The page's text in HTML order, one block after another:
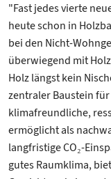
"Fast jedes vierte
heute schon in
bei den Nicht-
überwiegend mit
Holz längst kein
zentraler Baustein
klimafreundliche,
ermöglicht als
langfristige CO₂-
gutes Raumklima,